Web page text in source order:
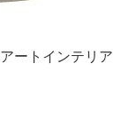
ートインテリア